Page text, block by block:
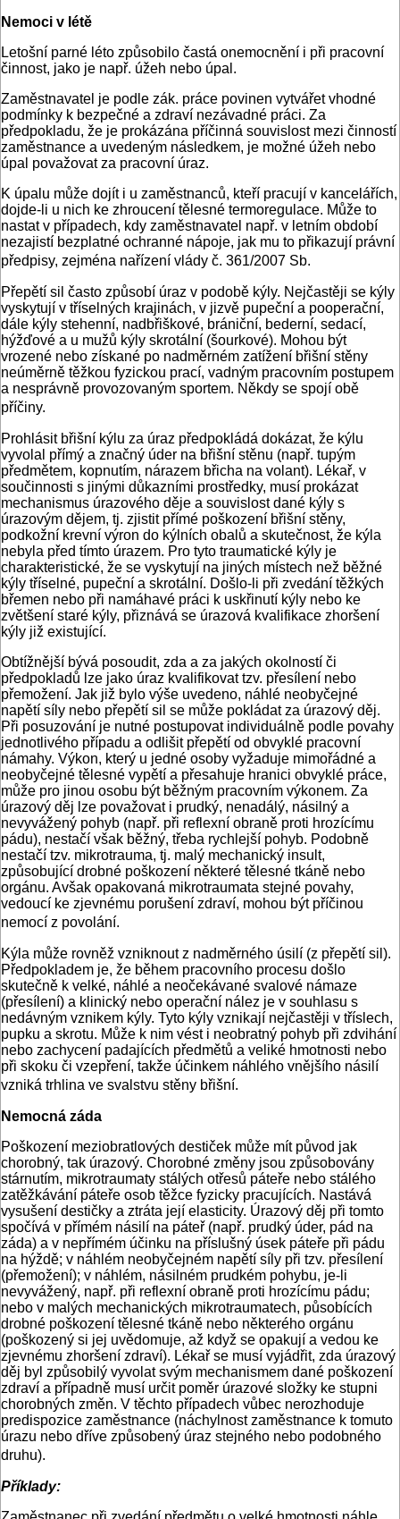
Nemoci v létě
Letošní parné léto způsobilo častá onemocnění i při pracovní
činnost, jako je např. úžeh nebo úpal.
Zaměstnavatel je podle zák. práce povinen vytvářet vhodné
podmínky k bezpečné a zdraví nezávadné práci. Za
předpokladu, že je prokázána příčinná souvislost mezi činností
zaměstnance a uvedeným následkem, je možné úžeh nebo
úpal považovat za pracovní úraz.
K úpalu může dojít i u zaměstnanců, kteří pracují v kancelářích,
dojde-li u nich ke zhroucení tělesné termoregulace. Může to
nastat v případech, kdy zaměstnavatel např. v letním období
nezajistí bezplatné ochranné nápoje, jak mu to přikazují právní
předpisy, zejména nařízení vlády č. 361/2007 Sb.
Přepětí sil často způsobí úraz v podobě kýly. Nejčastěji se kýly
vyskytují v tříselných krajinách, v jizvě pupeční a pooperační,
dále kýly stehenní, nadbřiškové, brániční, bederní, sedací,
hýžďové a u mužů kýly skrotální (šourkové). Mohou být
vrozené nebo získané po nadměrném zatížení břišní stěny
neúměrně těžkou fyzickou prací, vadným pracovním postupem
a nesprávně provozovaným sportem. Někdy se spojí obě
příčiny.
Prohlásit břišní kýlu za úraz předpokládá dokázat, že kýlu
vyvolal přímý a značný úder na břišní stěnu (např. tupým
předmětem, kopnutím, nárazem břicha na volant). Lékař, v
součinnosti s jinými důkazními prostředky, musí prokázat
mechanismus úrazového děje a souvislost dané kýly s
úrazovým dějem, tj. zjistit přímé poškození břišní stěny,
podkožní krevní výron do kýlních obalů a skutečnost, že kýla
nebyla před tímto úrazem. Pro tyto traumatické kýly je
charakteristické, že se vyskytují na jiných místech než běžné
kýly tříselné, pupeční a skrotální. Došlo-li při zvedání těžkých
břemen nebo při namáhavé práci k uskřinutí kýly nebo ke
zvětšení staré kýly, přiznává se úrazová kvalifikace zhoršení
kýly již existující.
Obtížnější bývá posoudit, zda a za jakých okolností či
předpokladů lze jako úraz kvalifikovat tzv. přesílení nebo
přemožení. Jak již bylo výše uvedeno, náhlé neobyčejné
napětí síly nebo přepětí sil se může pokládat za úrazový děj.
Při posuzování je nutné postupovat individuálně podle povahy
jednotlivého případu a odlišit přepětí od obvyklé pracovní
námahy. Výkon, který u jedné osoby vyžaduje mimořádné a
neobyčejné tělesné vypětí a přesahuje hranici obvyklé práce,
může pro jinou osobu být běžným pracovním výkonem. Za
úrazový děj lze považovat i prudký, nenadálý, násilný a
nevyvážený pohyb (např. při reflexní obraně proti hrozícímu
pádu), nestačí však běžný, třeba rychlejší pohyb. Podobně
nestačí tzv. mikrotrauma, tj. malý mechanický insult,
způsobující drobné poškození některé tělesné tkáně nebo
orgánu. Avšak opakovaná mikrotraumata stejné povahy,
vedoucí ke zjevnému porušení zdraví, mohou být příčinou
nemocí z povolání.
Kýla může rovněž vzniknout z nadměrného úsilí (z přepětí sil).
Předpokladem je, že během pracovního procesu došlo
skutečně k velké, náhlé a neočekávané svalové námaze
(přesílení) a klinický nebo operační nález je v souhlasu s
nedávným vznikem kýly. Tyto kýly vznikají nejčastěji v tříslech,
pupku a skrotu. Může k nim vést i neobratný pohyb při zdvihání
nebo zachycení padajících předmětů a veliké hmotnosti nebo
při skoku či vzepření, takže účinkem náhlého vnějšího násilí
vzniká trhlina ve svalstvu stěny břišní.
Nemocná záda
Poškození meziobratlových destiček může mít původ jak
chorobný, tak úrazový. Chorobné změny jsou způsobovány
stárnutím, mikrotraumaty stálých otřesů páteře nebo stálého
zatěžkávání páteře osob těžce fyzicky pracujících. Nastává
vysušení destičky a ztráta její elasticity. Úrazový děj při tomto
spočívá v přímém násilí na páteř (např. prudký úder, pád na
záda) a v nepřímém účinku na příslušný úsek páteře při pádu
na hýždě; v náhlém neobyčejném napětí síly při tzv. přesílení
(přemožení); v náhlém, násilném prudkém pohybu, je-li
nevyvážený, např. při reflexní obraně proti hrozícímu pádu;
nebo v malých mechanických mikrotraumatech, působících
drobné poškození tělesné tkáně nebo některého orgánu
(poškozený si jej uvědomuje, až když se opakují a vedou ke
zjevnému zhoršení zdraví). Lékař se musí vyjádřit, zda úrazový
děj byl způsobilý vyvolat svým mechanismem dané poškození
zdraví a případně musí určit poměr úrazové složky ke stupni
chorobných změn. V těchto případech vůbec nerozhoduje
predispozice zaměstnance (náchylnost zaměstnance k tomuto
úrazu nebo dříve způsobený úraz stejného nebo podobného
druhu).
Příklady: